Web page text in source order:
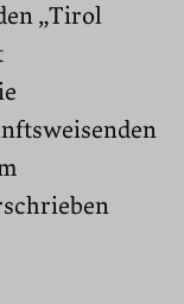
„Tirol